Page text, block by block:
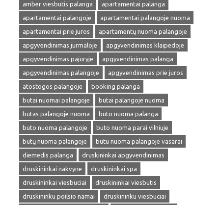
amber viesbutis palanga
apartamentai palanga
apartamentai palangoje
apartamentai palangoje nuoma
apartamentai prie juros
apartamentų nuoma palangoje
apgyvendinimas jurmaloje
apgyvendinimas klaipedoje
apgyvendinimas pajuryje
apgyvendinimas palanga
apgyvendinimas palangoje
apgyvendinimas prie juros
atostogos palangoje
booking palanga
butai nuomai palangoje
butai palangoje nuoma
butas palangoje nuoma
buto nuoma palanga
buto nuoma palangoje
buto nuoma parai vilniuje
butų nuoma palangoje
butu nuoma palangoje vasarai
diemedis palanga
druskininkai apgyvendinimas
druskininkai nakvyne
druskininkai spa
druskininkai viesbuciai
druskininkai viesbutis
druskininku poilsio namai
druskininku viesbuciai